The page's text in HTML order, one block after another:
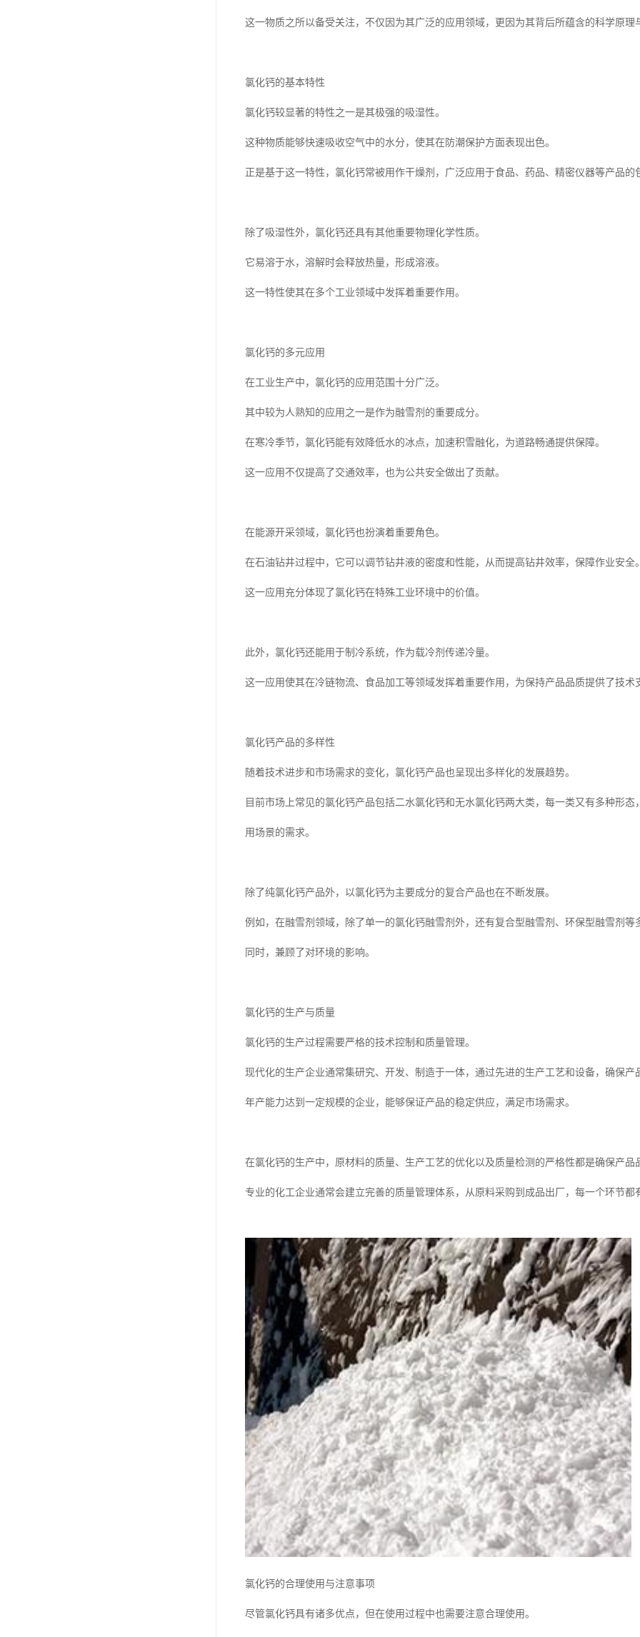
这一物质之所以备受关注，不仅因为其广泛的应用领域，更因为其背后所蕴含的科学原理
氯化钙的基本特性
氯化钙较显著的特性之一是其极强的吸湿性。
这种物质能够快速吸收空气中的水分，使其在防潮保护方面表现出色。
正是基于这一特性，氯化钙常被用作干燥剂，广泛应用于食品、药品、精密仪器等产品
除了吸湿性外，氯化钙还具有其他重要物理化学性质。
它易溶于水，溶解时会释放热量，形成溶液。
这一特性使其在多个工业领域中发挥着重要作用。
氯化钙的多元应用
在工业生产中，氯化钙的应用范围十分广泛。
其中较为人熟知的应用之一是作为融雪剂的重要成分。
在寒冷季节，氯化钙能有效降低水的冰点，加速积雪融化，为道路畅通提供保障。
这一应用不仅提高了交通效率，也为公共安全做出了贡献。
在能源开采领域，氯化钙也扮演着重要角色。
在石油钻井过程中，它可以调节钻井液的密度和性能，从而提高钻井效率，保障作业安全
这一应用充分体现了氯化钙在特殊工业环境中的价值。
此外，氯化钙还能用于制冷系统，作为载冷剂传递冷量。
这一应用使其在冷链物流、食品加工等领域发挥着重要作用，为保持产品品质提供了技术
氯化钙产品的多样性
随着技术进步和市场需求的变化，氯化钙产品也呈现出多样化的发展趋势。
目前市场上常见的氯化钙产品包括二水氯化钙和无水氯化钙两大类，每一类又有多种形
用场景的需求。
除了纯氯化钙产品外，以氯化钙为主要成分的复合产品也在不断发展。
例如，在融雪剂领域，除了单一的氯化钙融雪剂外，还有复合型融雪剂、环保型融雪剂
同时，兼顾了对环境的影响。
氯化钙的生产与质量
氯化钙的生产过程需要严格的技术控制和质量管理。
现代化的生产企业通常集研究、开发、制造于一体，通过先进的生产工艺和设备，确保产
年产能力达到一定规模的企业，能够保证产品的稳定供应，满足市场需求。
在氯化钙的生产中，原材料的质量、生产工艺的优化以及质量检测的严格性都是确保产品
专业的化工企业通常会建立完善的质量管理体系，从原料采购到成品出厂，每一个环节都
氯化钙的合理使用与注意事项
尽管氯化钙具有诸多优点，但在使用过程中也需要注意合理使用。